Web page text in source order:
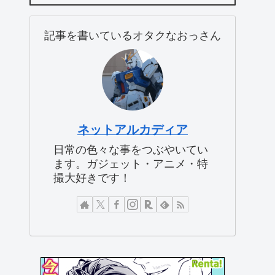
記事を書いているオタクなおっさん
ネットアルカディア
日常の色々な事をつぶやいてい
ます。ガジェット・アニメ・特
撮大好きです！